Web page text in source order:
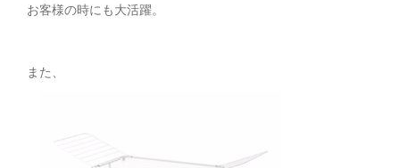
お客様の時にも大活躍。
また、